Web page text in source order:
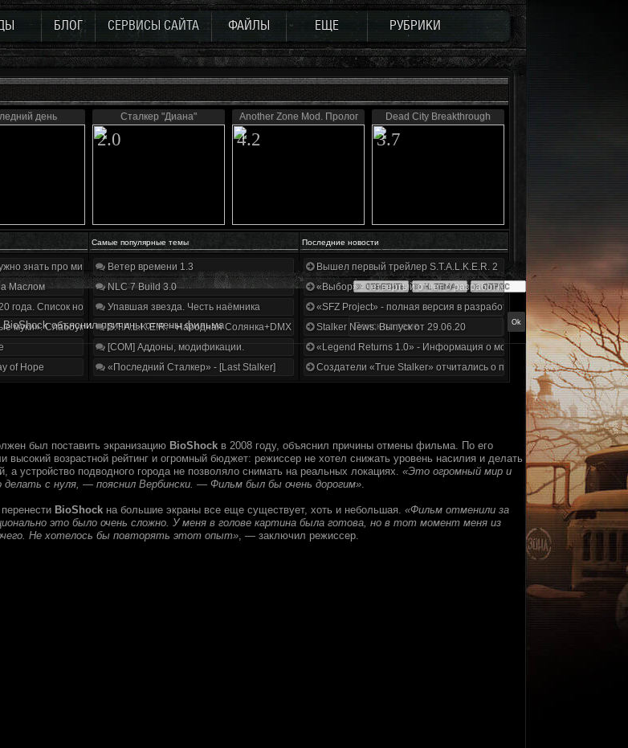
БЛОГ СЕРВИСЫ САЙТА ФАЙЛЫ ЕЩЕ РУБРИКИ
день Сталкер "Диана"
2.0
Another Zone Mod. Пролог
4.2
Dead City Breakthrough
3.7
Самые популярные темы Последние новости
знать про мир, геймплей и сюжет | Разбор трейлера
Маслом
года. Список нововведений
муки». Слабоумие и отвага
of Hope
Ветер времени 1.3
NLC 7 Build 3.0
Упавшая звезда. Честь наёмника
S.T.A.L.K.E.R. - Народная Солянка+DMX 1.3.5.ООП.МА.К.
[COM] Аддоны, модификации.
«Последний Сталкер» - [Last Stalker]
Вышел первый трейлер S.T.A.L.K.E.R. 2
«Выбор» - четвертый отчет о разработке!
«SFZ Project» - полная версия в разработке!
Stalker News. Выпуск от 29.06.20
«Legend Returns 1.0» - Информация о моде за июнь 2020
Создатели «True Stalker» отчитались о проделанной работе
BioShock объяснил причины отмены фильма
был поставить экранизацию BioShock в 2008 году, объяснил причины отмены фильма. По его
возрастной рейтинг и огромный бюджет: режиссер не хотел снижать уровень насилия и делать
а устройство подводного города не позволяло снимать на реальных локациях. «Это огромный мир и
делать с нуля, — пояснил Вербински. — Фильм был бы очень дорогим».
BioShock на большие экраны все еще существует, хоть и небольшая. «Фильм отменили за
это было очень сложно. У меня в голове картина была готова, но в тот момент меня из
Не хотелось бы повторять этот опыт», — заключил режиссер.